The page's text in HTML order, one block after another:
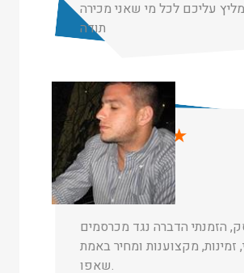
עליכם לכל מי שאני מכירה
תודה
★★★★★
חן יעקב
01/01/2025
הזמנתי הדברה נגד מכרסמים
זמינות, מקצוענות ומחיר באמת
שאפו.